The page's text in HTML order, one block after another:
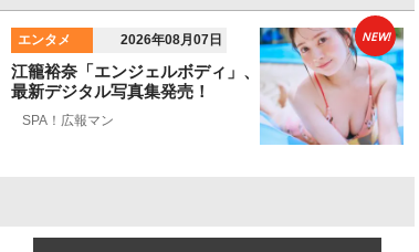
エンタメ 2026年08月07日
江籠裕奈「エンジェルボディ」、
最新デジタル写真集発売！
SPA！広報マン
NEW!